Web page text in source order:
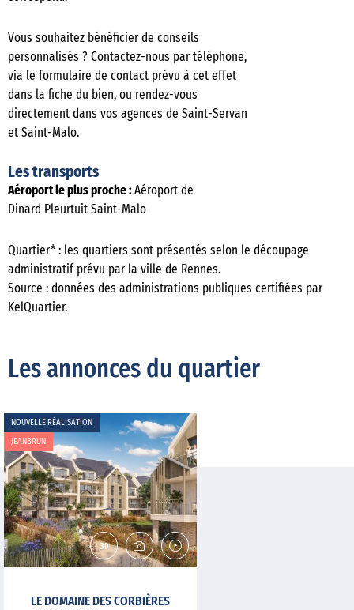
Vous souhaitez bénéficier de conseils
personnalisés ? Contactez-nous par téléphone,
via le formulaire de contact prévu à cet effet
dans la fiche du bien, ou rendez-vous
directement dans vos agences de Saint-Servan
et Saint-Malo.
Les transports
Aéroport le plus proche : Aéroport de
Dinard Pleurtuit Saint-Malo
Quartier* : les quartiers sont présentés selon le découpage
administratif prévu par la ville de Rennes.
Source : données des administrations publiques certifiées par
KelQuartier.
Les annonces du quartier
NOUVELLE RÉALISATION
JEANBRUN
LE DOMAINE DES CORBIÈRES